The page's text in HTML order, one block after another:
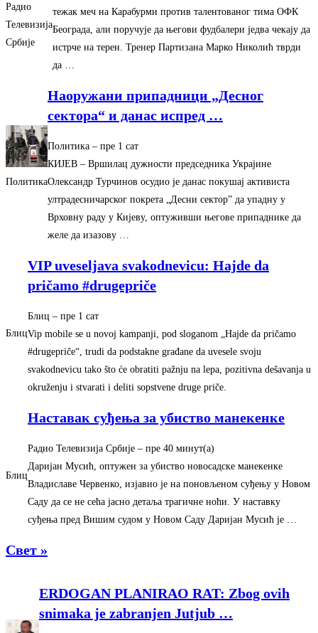
Радио
Телевизија
Србије
тежак меч на Карабурми против талентованог тима ОФК
Београда, али поручује да његови фудбалери једва чекају да
истрче на терен. Тренер Партизана Марко Николић тврди
да …
Политика
Наоружани припадници „Десног
сектора“ и данас испред …
Политика – ‎пре 1 сат‎
КИЈЕВ – Вршилац дужности председника Украјине
Олександр Турчинов осудио је данас покушај активиста
ултрадесничарског покрета „Десни сектор” да упадну у
Врховну раду у Кијеву, оптуживши његове припаднике да
желе да изазову …
Блиц
VIP uveseljava svakodnevicu: Hajde da
pričamo #drugepriče
Блиц – ‎пре 1 сат‎
Vip mobile se u novoj kampanji, pod sloganom „Hajde da pričamo
#drugepriče“, trudi da podstakne građane da uvesele svoju
svakodnevicu tako što će obratiti pažnju na lepa, pozitivna dešavanja u
okruženju i stvarati i deliti sopstvene druge priče.
Блиц
Наставак суђења за убиство манекенке
Радио Телевизија Србије – ‎пре 40 минут(а)‎
Даријан Мусић, оптужен за убиство новосадске манекенке
Владиславе Червенко, изјавио је на поновљеном суђењу у Новом
Саду да се не сећа јасно детаља трагичне ноћи. У наставку
суђења пред Вишим судом у Новом Саду Даријан Мусић је …
Свет »
ERDOGAN PLANIRAO RAT: Zbog ovih
snimaka je zabranjen Jutjub …